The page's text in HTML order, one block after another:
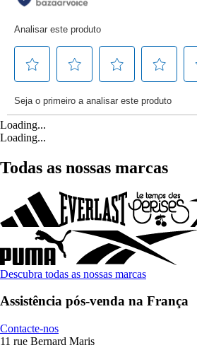
Loading...
Loading...
Todas as nossas marcas
Descubra todas as nossas marcas
Assistência pós-venda na França
Contacte-nos
11 rue Bernard Maris